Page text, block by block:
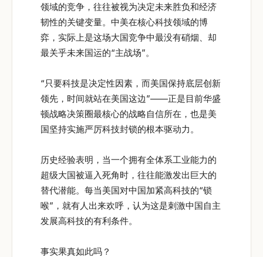
领域的竞争，往往被视为决定未来胜负和经济
韧性的关键变量。中美在核心科技领域的博
弈，实际上是这场大国竞争中最没有硝烟、却
最关乎未来国运的“主战场”。
“只要科技是决定性因素，而美国保持底层创新
领先，时间就站在美国这边”——正是目前华盛
顿战略决策圈最核心的战略自信所在，也是美
国坚持实施严厉科技封锁的根本驱动力。
历史经验表明，当一个拥有全体系工业能力的
超级大国被逼入死角时，往往能激发出巨大的
替代潜能。每当美国对中国加紧高科技的“锁
喉”，就有人出来欢呼，认为这是刺激中国自主
发展高科技的有利条件。
事实果真如此吗？